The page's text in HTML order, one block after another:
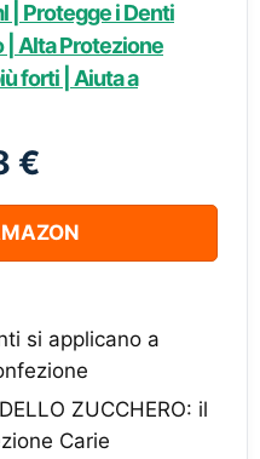
| Protegge i Denti
| Alta Protezione
forti | Aiuta a
€
si applicano a
ZUCCHERO: il
Carie